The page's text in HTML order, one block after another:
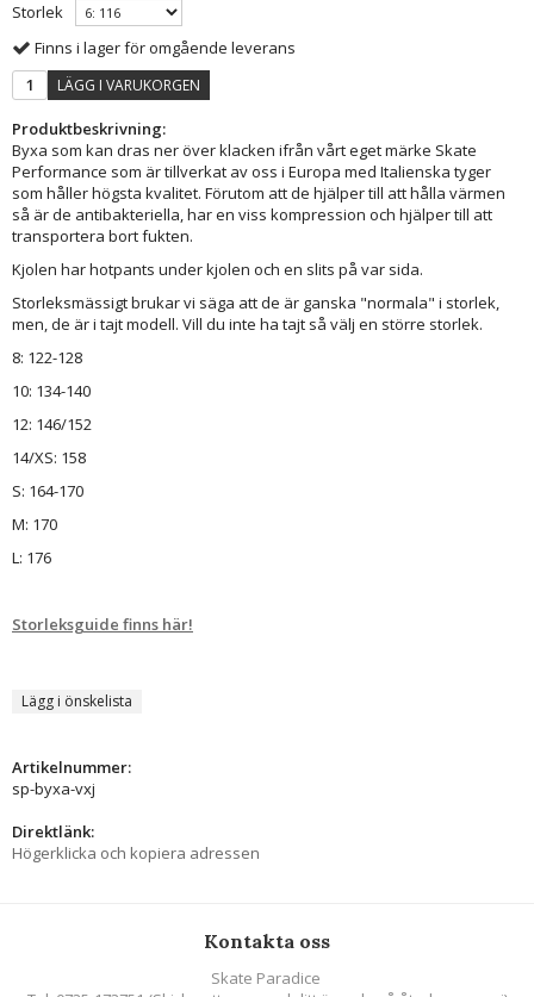
Storlek
Finns i lager för omgående leverans
LÄGG I VARUKORGEN
Produktbeskrivning:
Byxa som kan dras ner över klacken ifrån vårt eget märke Skate
Performance som är tillverkat av oss i Europa med Italienska tyger
som håller högsta kvalitet. Förutom att de hjälper till att hålla värmen
så är de antibakteriella, har en viss kompression och hjälper till att
transportera bort fukten.
Kjolen har hotpants under kjolen och en slits på var sida.
Storleksmässigt brukar vi säga att de är ganska "normala" i storlek,
men, de är i tajt modell. Vill du inte ha tajt så välj en större storlek.
8: 122-128
10: 134-140
12: 146/152
14/XS: 158
S: 164-170
M: 170
L: 176
Storleksguide finns här!
Lägg i önskelista
Artikelnummer:
sp-byxa-vxj
Direktlänk:
Högerklicka och kopiera adressen
Kontakta oss
Skate Paradice